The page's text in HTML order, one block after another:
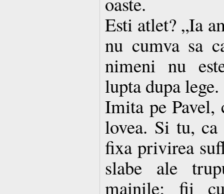
Esti atlet? „Ia
nu cumva sa
nimeni nu
lupta dupa lege.
Imita pe Pavel,
lovea. Si tu,
fixa privirea
slabe ale
mainile; fii